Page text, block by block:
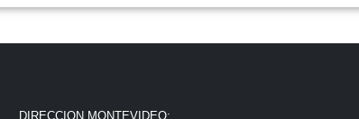
DIRECCION MONTEVIDEO: